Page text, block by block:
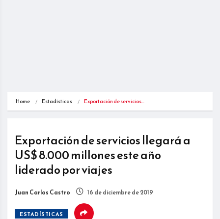
Home Estadísticas Exportación de servicios…
Exportación de servicios llegará a
US$ 8.000 millones este año
liderado por viajes
Juan Carlos Castro 16 de diciembre de 2019
ESTADÍSTICAS